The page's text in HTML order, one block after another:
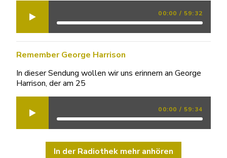
00:00 / 59:32
Remember George Harrison
In dieser Sendung wollen wir uns erinnern an George
Harrison, der am 25
00:00 / 59:34
In der Radiothek mehr anhören